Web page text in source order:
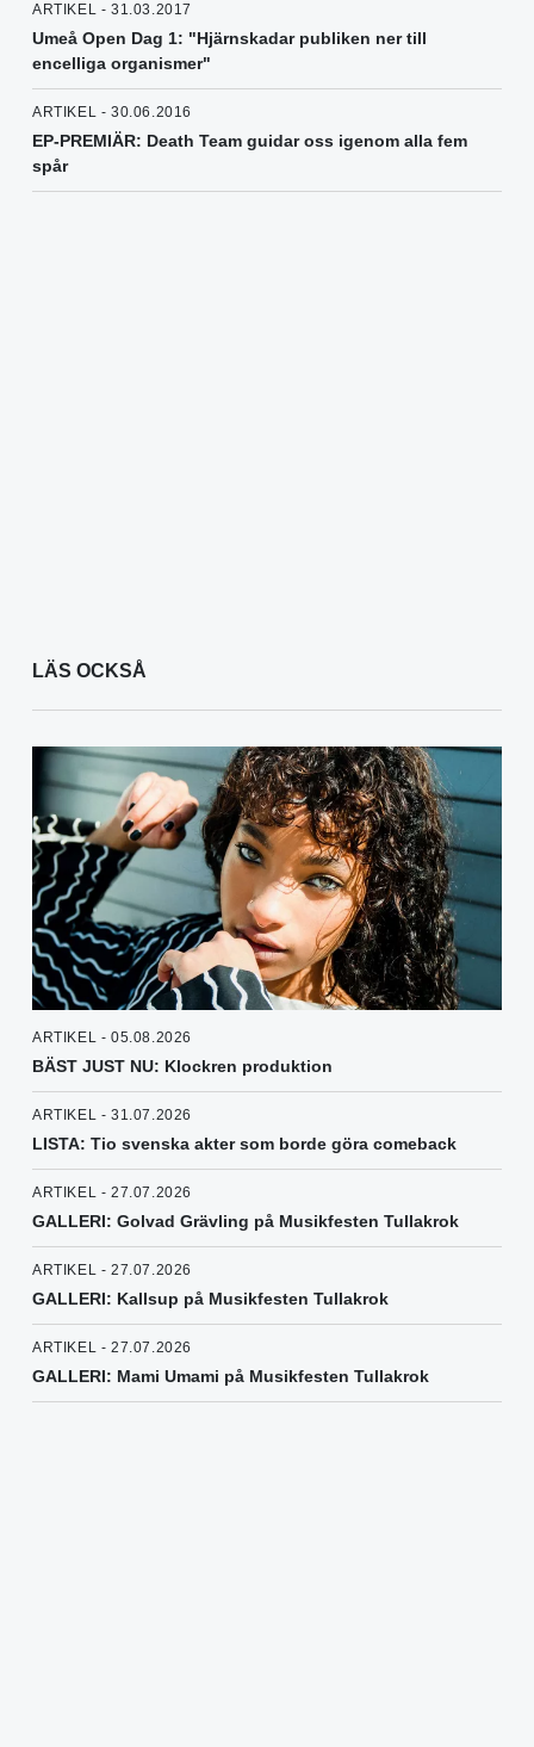
ARTIKEL - 31.03.2017
Umeå Open Dag 1: "Hjärnskadar publiken ner till
encelliga organismer"
ARTIKEL - 30.06.2016
EP-PREMIÄR: Death Team guidar oss igenom alla fem
spår
LÄS OCKSÅ
ARTIKEL - 05.08.2026
BÄST JUST NU: Klockren produktion
ARTIKEL - 31.07.2026
LISTA: Tio svenska akter som borde göra comeback
ARTIKEL - 27.07.2026
GALLERI: Golvad Grävling på Musikfesten Tullakrok
ARTIKEL - 27.07.2026
GALLERI: Kallsup på Musikfesten Tullakrok
ARTIKEL - 27.07.2026
GALLERI: Mami Umami på Musikfesten Tullakrok